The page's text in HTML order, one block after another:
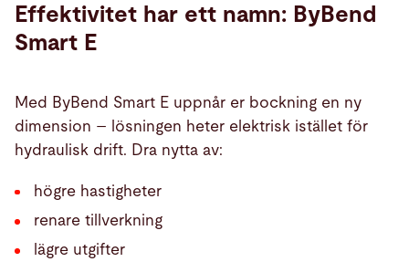
Effektivitet har ett namn: ByBend
Smart E
Med ByBend Smart E uppnår er bockning en ny
dimension – lösningen heter elektrisk istället för
hydraulisk drift. Dra nytta av:
högre hastigheter
renare tillverkning
lägre utgifter